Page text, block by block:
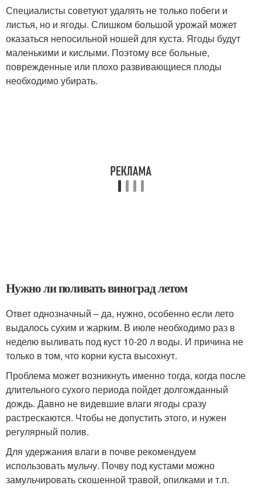
Специалисты советуют удалять не только побеги и
листья, но и ягоды. Слишком большой урожай может
оказаться непосильной ношей для куста. Ягоды будут
маленькими и кислыми. Поэтому все больные,
поврежденные или плохо развивающиеся плоды
необходимо убирать.
Нужно ли поливать виноград летом
Ответ однозначный – да, нужно, особенно если лето
выдалось сухим и жарким. В июле необходимо раз в
неделю выливать под куст 10-20 л воды. И причина не
только в том, что корни куста высохнут.
Проблема может возникнуть именно тогда, когда после
длительного сухого периода пойдет долгожданный
дождь. Давно не видевшие влаги ягоды сразу
растрескаются. Чтобы не допустить этого, и нужен
регулярный полив.
Для удержания влаги в почве рекомендуем
использовать мульчу. Почву под кустами можно
замульчировать скошенной травой, опилками и т.п.